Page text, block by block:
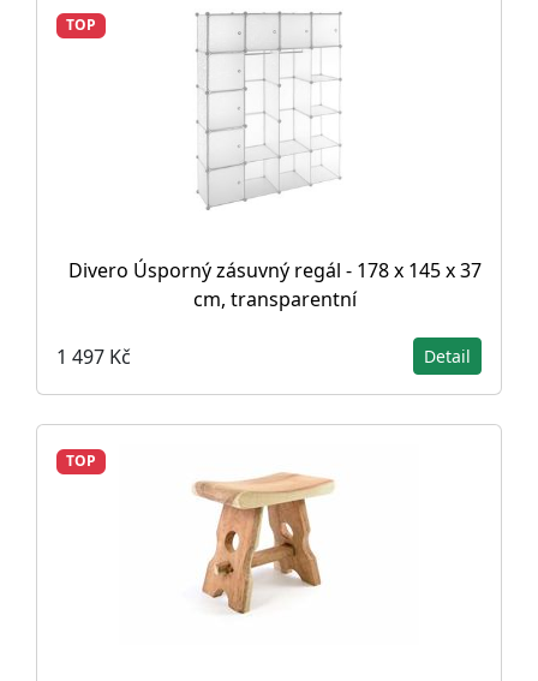
TOP
Divero Úsporný zásuvný regál - 178 x 145 x 37
cm, transparentní
1 497 Kč Detail
TOP